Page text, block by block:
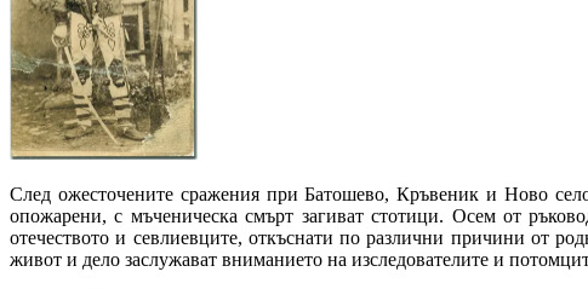
След ожесточените сражения при Батошево, Кръвеник и Ново
опожарени, с мъченическа смърт загиват стотици. Осем от
отечеството и севлиевците, откъснати по различни причини от
живот и дело заслужават вниманието на изследователите и